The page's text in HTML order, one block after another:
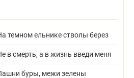
темном ельнике стволы берез
в смерть, а в жизнь введи меня
буры, межи зелены